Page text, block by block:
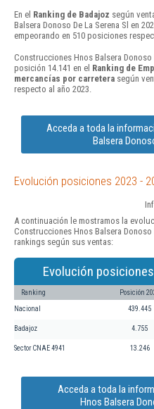
En el Ranking de Badajoz según
Balsera Donoso De La Serena Sl en
empeorando en 510 posiciones
Construcciones Hnos Balsera Donoso
posición 14.141 en el Ranking de
mercancías por carretera según
respecto al año 2023.
Acceda a toda la
Balsera
Evolución posiciones 2023 -
A continuación le mostramos la
Construcciones Hnos Balsera
rankings según sus ventas:
Evolución
Ranking Posición
Nacional 439.445
Badajoz 4.755
Sector CNAE 4941 13.246
Acceda a toda la
Hnos Balsera